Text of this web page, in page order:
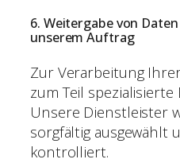
6. Weitergabe von
unserem Auftrag
Zur Verarbeitung
zum Teil
Unsere Dienstleister
sorgfältig ausgewählt
kontrolliert.